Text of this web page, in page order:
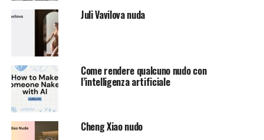
Juli Vavilova nuda
Come rendere qualcuno nudo con
l’intelligenza artificiale
Cheng Xiao nudo